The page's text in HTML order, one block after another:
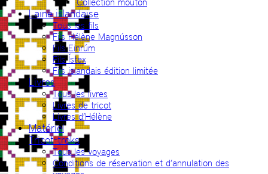
Laine islandaise
Tous les fils
Fils Hélène Magnússon
Fils Einrúm
Fils Ístex
Fils islandais édition limitée
Livres
Tous les livres
Livres de tricot
Livres d’Hélène
Matériel
Tricot-treks
Tous les voyages
Conditions de réservation et d’annulation des